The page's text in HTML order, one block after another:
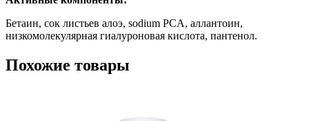
Бетаин, сок листьев алоэ, sodium PCA, аллантоин,
низкомолекулярная гиалуроновая кислота, пантенол.
Похожие товары